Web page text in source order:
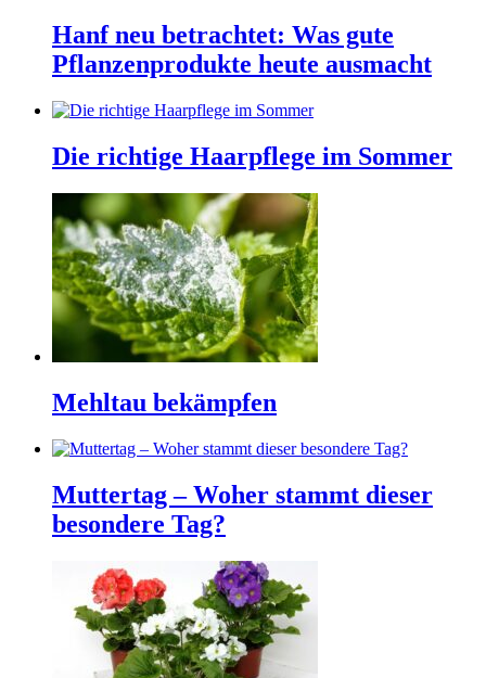
Hanf neu betrachtet: Was gute
Pflanzenprodukte heute ausmacht
Die richtige Haarpflege im Sommer
Mehltau bekämpfen
Muttertag – Woher stammt dieser
besondere Tag?